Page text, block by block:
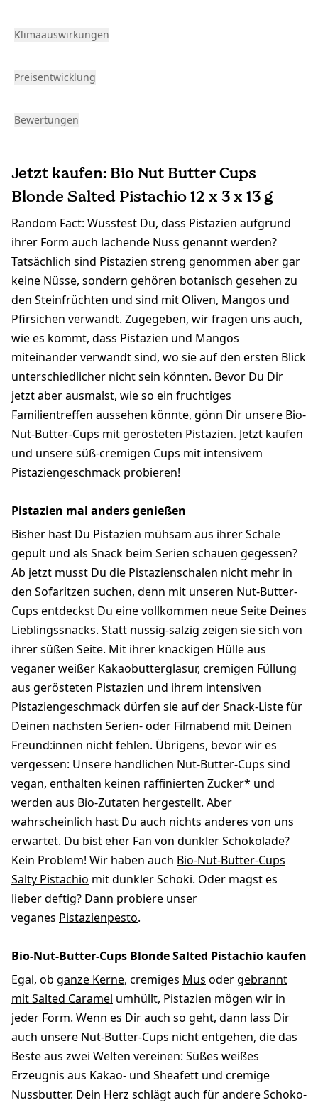
Klimaauswirkungen
Preisentwicklung
Bewertungen
Jetzt kaufen: Bio Nut Butter Cups
Blonde Salted Pistachio 12 x 3 x 13 g
Random Fact: Wusstest Du, dass Pistazien aufgrund
ihrer Form auch lachende Nuss genannt werden?
Tatsächlich sind Pistazien streng genommen aber gar
keine Nüsse, sondern gehören botanisch gesehen zu
den Steinfrüchten und sind mit Oliven, Mangos und
Pfirsichen verwandt. Zugegeben, wir fragen uns auch,
wie es kommt, dass Pistazien und Mangos
miteinander verwandt sind, wo sie auf den ersten Blick
unterschiedlicher nicht sein könnten. Bevor Du Dir
jetzt aber ausmalst, wie so ein fruchtiges
Familientreffen aussehen könnte, gönn Dir unsere Bio-
Nut-Butter-Cups mit gerösteten Pistazien. Jetzt kaufen
und unsere süß-cremigen Cups mit intensivem
Pistaziengeschmack probieren!
Pistazien mal anders genießen
Bisher hast Du Pistazien mühsam aus ihrer Schale
gepult und als Snack beim Serien schauen gegessen?
Ab jetzt musst Du die Pistazienschalen nicht mehr in
den Sofaritzen suchen, denn mit unseren Nut-Butter-
Cups entdeckst Du eine vollkommen neue Seite Deines
Lieblingssnacks. Statt nussig-salzig zeigen sie sich von
ihrer süßen Seite. Mit ihrer knackigen Hülle aus
veganer weißer Kakaobutterglasur, cremigen Füllung
aus gerösteten Pistazien und ihrem intensiven
Pistaziengeschmack dürfen sie auf der Snack-Liste für
Deinen nächsten Serien- oder Filmabend mit Deinen
Freund:innen nicht fehlen. Übrigens, bevor wir es
vergessen: Unsere handlichen Nut-Butter-Cups sind
vegan, enthalten keinen raffinierten Zucker* und
werden aus Bio-Zutaten hergestellt. Aber
wahrscheinlich hast Du auch nichts anderes von uns
erwartet. Du bist eher Fan von dunkler Schokolade?
Kein Problem! Wir haben auch Bio-Nut-Butter-Cups
Salty Pistachio mit dunkler Schoki. Oder magst es
lieber deftig? Dann probiere unser
veganes Pistazienpesto.
Bio-Nut-Butter-Cups Blonde Salted Pistachio kaufen
Egal, ob ganze Kerne, cremiges Mus odergebrannt
mit Salted Caramel umhüllt, Pistazien mögen wir in
jeder Form. Wenn es Dir auch so geht, dann lass Dir
auch unsere Nut-Butter-Cups nicht entgehen, die das
Beste aus zwei Welten vereinen: Süßes weißes
Erzeugnis aus Kakao- und Sheafett und cremige
Nussbutter. Dein Herz schlägt auch für andere Schoko-